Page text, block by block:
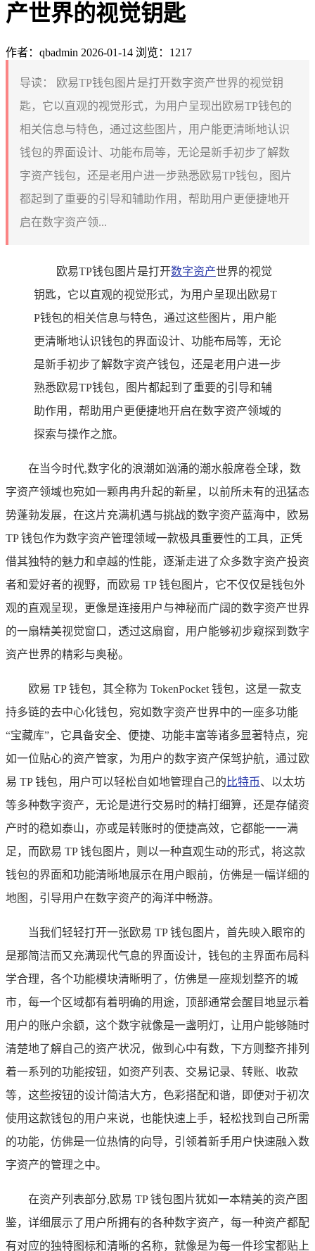
产世界的视觉钥匙
作者：qbadmin 2026-01-14 浏览：1217
导读：
欧易TP钱包图片是打开数字资产世界的视觉钥
匙，它以直观的视觉形式，为用户呈现出欧易TP钱包的
相关信息与特色，通过这些图片，用户能更清晰地认识
钱包的界面设计、功能布局等，无论是新手初步了解数
字资产钱包，还是老用户进一步熟悉欧易TP钱包，图片
都起到了重要的引导和辅助作用，帮助用户更便捷地开
启在数字资产领...
欧易TP钱包图片是打开数字资产世界的视觉
钥匙，它以直观的视觉形式，为用户呈现出欧易T
P钱包的相关信息与特色，通过这些图片，用户能
更清晰地认识钱包的界面设计、功能布局等，无论
是新手初步了解数字资产钱包，还是老用户进一步
熟悉欧易TP钱包，图片都起到了重要的引导和辅
助作用，帮助用户更便捷地开启在数字资产领域的
探索与操作之旅。
在当今时代,数字化的浪潮如汹涌的潮水般席卷全球，数
字资产领域也宛如一颗冉冉升起的新星，以前所未有的迅猛态
势蓬勃发展，在这片充满机遇与挑战的数字资产蓝海中，欧易
TP 钱包作为数字资产管理领域一款极具重要性的工具，正凭
借其独特的魅力和卓越的性能，逐渐走进了众多数字资产投资
者和爱好者的视野，而欧易 TP 钱包图片，它不仅仅是钱包外
观的直观呈现，更像是连接用户与神秘而广阔的数字资产世界
的一扇精美视觉窗口，透过这扇窗，用户能够初步窥探到数字
资产世界的精彩与奥秘。
欧易 TP 钱包，其全称为 TokenPocket 钱包，这是一款支
持多链的去中心化钱包，宛如数字资产世界中的一座多功能
“宝藏库”，它具备安全、便捷、功能丰富等诸多显著特点，宛
如一位贴心的资产管家，为用户的数字资产保驾护航，通过欧
易 TP 钱包，用户可以轻松自如地管理自己的 比特币、以太坊
等多种数字资产，无论是进行交易时的精打细算，还是存储资
产时的稳如泰山，亦或是转账时的便捷高效，它都能一一满
足，而欧易 TP 钱包图片，则以一种直观生动的形式，将这款
钱包的界面和功能清晰地展示在用户眼前，仿佛是一幅详细的
地图，引导用户在数字资产的海洋中畅游。
当我们轻轻打开一张欧易 TP 钱包图片，首先映入眼帘的
是那简洁而又充满现代气息的界面设计，钱包的主界面布局科
学合理，各个功能模块清晰明了，仿佛是一座规划整齐的城
市，每一个区域都有着明确的用途，顶部通常会醒目地显示着
用户的账户余额，这个数字就像是一盏明灯，让用户能够随时
清楚地了解自己的资产状况，做到心中有数，下方则整齐排列
着一系列的功能按钮，如资产列表、交易记录、转账、收款
等，这些按钮的设计简洁大方，色彩搭配和谐，即便对于初次
使用这款钱包的用户来说，也能快速上手，轻松找到自己所需
的功能，仿佛是一位热情的向导，引领着新手用户快速融入数
字资产的管理之中。
在资产列表部分,欧易 TP 钱包图片犹如一本精美的资产图
鉴，详细展示了用户所拥有的各种数字资产，每一种资产都配
有对应的独特图标和清晰的名称，就像是为每一件珍宝都贴上